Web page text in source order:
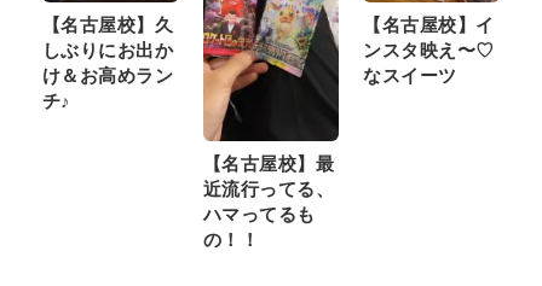
【名古屋校】久
しぶりにお出か
け＆お高めラン
チ♪
【名古屋校】最
近流行ってる、
ハマってるも
の！！
【名古屋校】イ
ンスタ映え〜♡
なスイーツ